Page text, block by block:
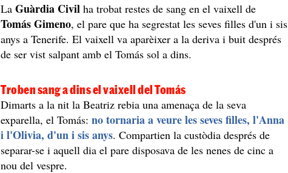
LaGuàrdia Civil ha trobat restes de sang en el vaixell de
Tomás Gimeno, el pare que ha segrestat les seves filles d'un i sis
anys a Tenerife. El vaixell va aparèixer a la deriva i buit després
de ser vist salpant amb el Tomás sol a dins.
Troben sang a dins el vaixell del Tomás
Dimarts a la nit la Beatriz rebia una amenaça de la seva
exparella, el Tomás:no tornaria a veure les seves filles, l'Anna
i l'Olivia, d'un i sis anys. Compartien la custòdia després de
separar-se i aquell dia el pare disposava de les nenes de cinc a
nou del vespre.